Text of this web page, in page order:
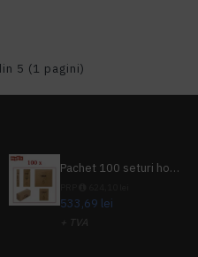
5 (1 pagini)
Pachet 100 seturi hoteliere, set dentar, set barbierit, casca de dus, pila unghii, set cusut
533,69 lei
+ TVA